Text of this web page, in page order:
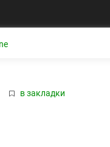
в закладки